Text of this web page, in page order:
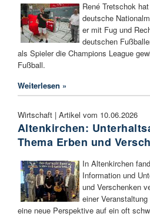
René Tretschok
deutsche
er mit Fug und
deutschen
als Spieler die Champions League
Fußball.
Weiterlesen »
Wirtschaft | Artikel vom 10.06.2026
Altenkirchen:
Thema Erben und
In Altenkirchen
Information und
und Verschenken
einer
eine neue Perspektive auf ein oft